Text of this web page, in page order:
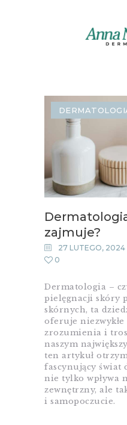
ZABIEGI
GABINETY
WPISY
KONTAKT
zajmuje?
27 LUTEGO, 2024
0
Dermatologia –
pielęgnacji skóry
skórnych, ta
oferuje
zrozumienia i
naszym
ten artykuł
fascynujący
nie tylko wpływa
zewnętrzny, ale
i samopoczucie.